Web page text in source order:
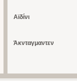
Αϊδίνι
Άκνταγμαντεν